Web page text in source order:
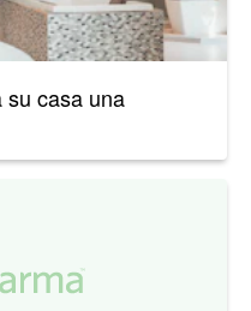
su casa una